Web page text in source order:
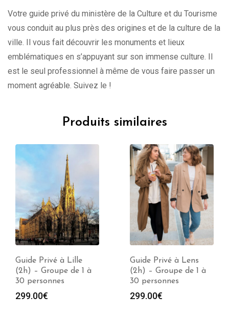
Votre guide privé du ministère de la Culture et du Tourisme
vous conduit au plus près des origines et de la culture de la
ville. Il vous fait découvrir les monuments et lieux
emblématiques en s’appuyant sur son immense culture. Il
est le seul professionnel à même de vous faire passer un
moment agréable. Suivez le !
Produits similaires
Guide Privé à Lille
(2h) – Groupe de 1 à
30 personnes
299.00€
Guide Privé à Lens
(2h) – Groupe de 1 à
30 personnes
299.00€